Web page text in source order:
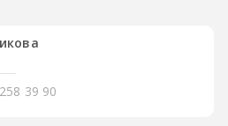
39 90